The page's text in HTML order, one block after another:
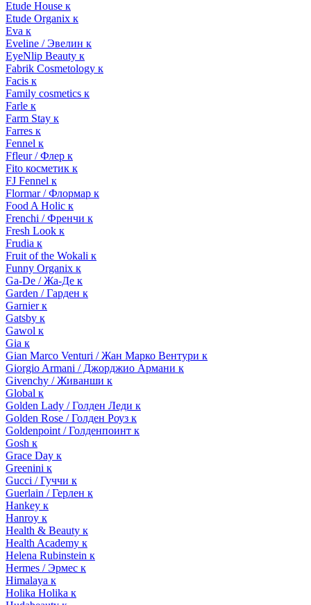
Etude House к
Etude Organix к
Eva к
Eveline / Эвелин к
EyeNlip Beauty к
Fabrik Cosmetology к
Facis к
Family cosmetics к
Farle к
Farm Stay к
Farres к
Fennel к
Ffleur / Флер к
Fito косметик к
FJ Fennel к
Flormar / Флормар к
Food A Holic к
Frenchi / Френчи к
Fresh Look к
Frudia к
Fruit of the Wokali к
Funny Organix к
Ga-De / Жа-Де к
Garden / Гарден к
Garnier к
Gatsby к
Gawol к
Gia к
Gian Marco Venturi / Жан Марко Вентури к
Giorgio Armani / Джорджио Армани к
Givenchy / Живанши к
Global к
Golden Lady / Голден Леди к
Golden Rose / Голден Роуз к
Goldenpoint / Голденпоинт к
Gosh к
Grace Day к
Greenini к
Gucci / Гуччи к
Guerlain / Герлен к
Hankey к
Hanroy к
Health & Beauty к
Health Academy к
Helena Rubinstein к
Hermes / Эрмес к
Himalaya к
Holika Holika к